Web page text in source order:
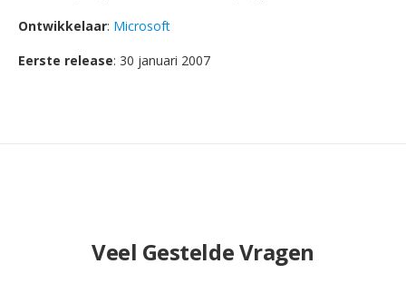
Ontwikkelaar: Microsoft
Eerste release: 30 januari 2007
Veel Gestelde Vragen